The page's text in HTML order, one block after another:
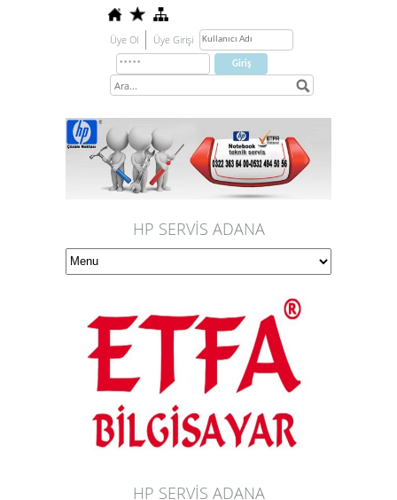
Üye Ol Üye Girişi
HP SERVİS ADANA
HP SERVİS ADANA